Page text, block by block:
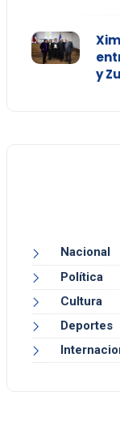
y
Nacional
Política
Cultura
Deportes